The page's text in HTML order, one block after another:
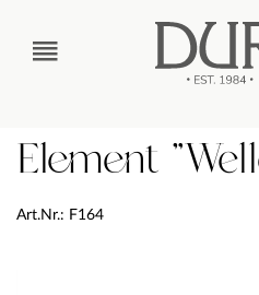
TEXT_BTN_MENU
Element
Art.Nr.: F164